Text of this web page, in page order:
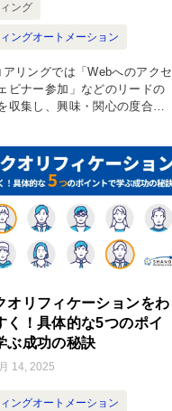
ング
ングオートメーション
アリングでは「Webへのアクセ
ビナー参加」などのリードの
収集し、興味・関心の度合い
のが「アトリビュート」で
オリフィケーションをわ
く！具体的な5つのポイ
ぶ成功の秘訣
14, 2025
ングオートメーション